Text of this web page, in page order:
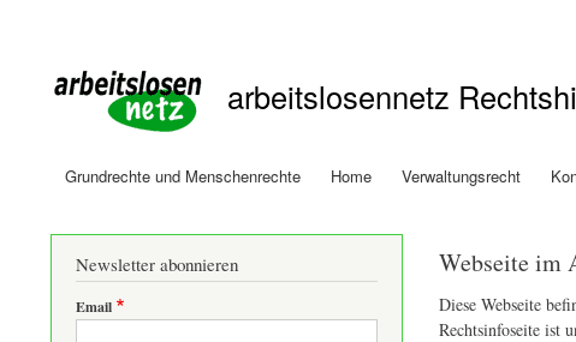
arbeitslosennetz
Hauptnavigation
Grundrechte und Menschenrechte Home Verwaltungsrecht
Webseite im
Diese Webseite
Rechtsinfoseite ist
Newsletter abonnieren
Email